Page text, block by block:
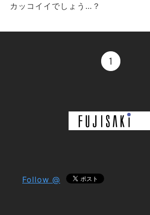
カッコイイでしょう…？
1
Follow @